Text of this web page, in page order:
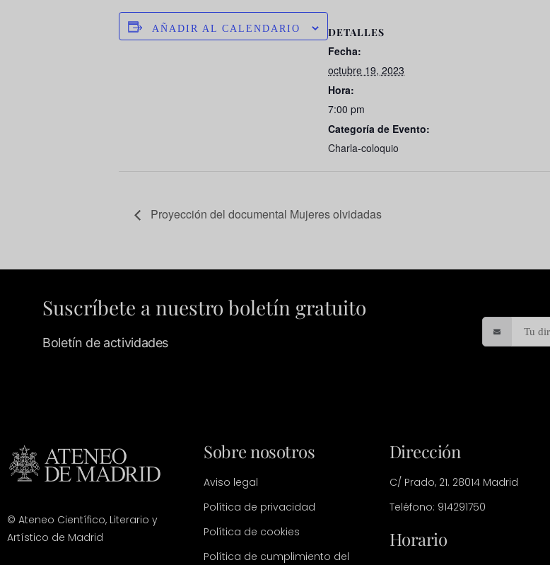
AÑADIR AL CALENDARIO DETALLES
Fecha:
octubre 19, 2023
Hora:
7:00 pm
Categoría de Evento:
Charla-coloquio
Proyección del documental Mujeres olvidadas
Suscríbete a nuestro boletín gratuito
Boletín de actividades
© Ateneo Científico, Literario y
Artístico de Madrid
Sobre nosotros
Aviso legal
Política de privacidad
Política de cookies
Política de cumplimiento del
Dirección
C/ Prado, 21. 28014 Madrid
Teléfono: 914291750
Horario